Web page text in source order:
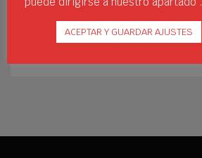
ACEPTAR Y GUARDAR AJUSTES